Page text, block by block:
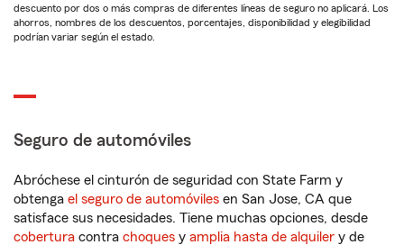
descuento por dos o más compras de diferentes líneas de seguro no aplicará. Los
ahorros, nombres de los descuentos, porcentajes, disponibilidad y elegibilidad
podrían variar según el estado.
Seguro de automóviles
Abróchese el cinturón de seguridad con State Farm y
obtenga el seguro de automóviles en San Jose, CA que
satisface sus necesidades. Tiene muchas opciones, desde
cobertura contra choques y amplia hasta de alquiler y de